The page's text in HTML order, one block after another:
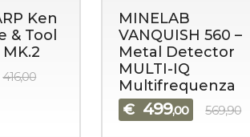
Ken
& Tool
416,00
MINELAB
VANQUISH 560 –
Metal Detector
MULTI-IQ
Multifrequenza
€ 499,00 569,90